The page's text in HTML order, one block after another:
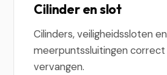
Cilinder en slot
Cilinders, veiligheidssloten en
meerpuntssluitingen
vervangen.